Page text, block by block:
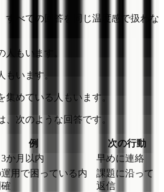
すべての回答を同じ温度感で扱わな
人もいます。
います。
めている人もいます。
次のような回答です。
例
次の行動
か月以内 早めに連絡
用で困っている内
課題に沿って
返信